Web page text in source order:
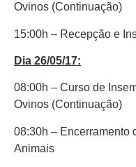
Ovinos (Continuação)
15:00h – Recepção e
Dia 26/05/17:
08:00h – Curso de
Ovinos (Continuação)
08:30h – Encerramento
Animais